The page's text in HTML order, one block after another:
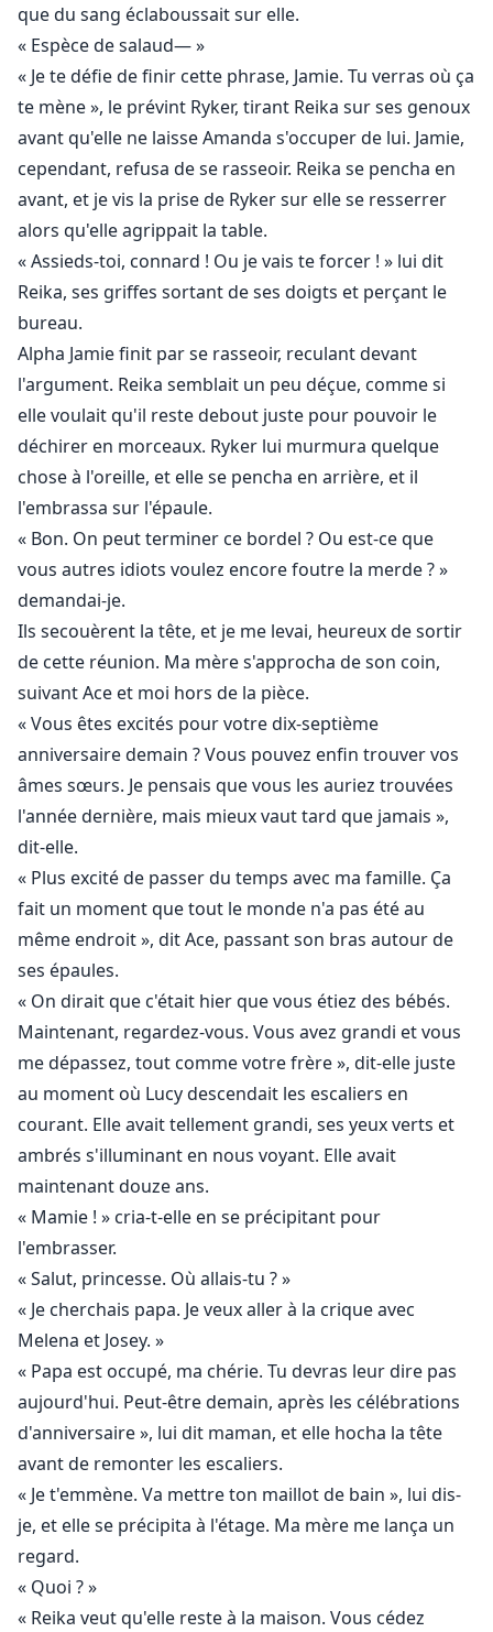
que du sang éclaboussait sur elle.
« Espèce de salaud— »
« Je te défie de finir cette phrase, Jamie. Tu verras où ça
te mène », le prévint Ryker, tirant Reika sur ses genoux
avant qu'elle ne laisse Amanda s'occuper de lui. Jamie,
cependant, refusa de se rasseoir. Reika se pencha en
avant, et je vis la prise de Ryker sur elle se resserrer
alors qu'elle agrippait la table.
« Assieds-toi, connard ! Ou je vais te forcer ! » lui dit
Reika, ses griffes sortant de ses doigts et perçant le
bureau.
Alpha Jamie finit par se rasseoir, reculant devant
l'argument. Reika semblait un peu déçue, comme si
elle voulait qu'il reste debout juste pour pouvoir le
déchirer en morceaux. Ryker lui murmura quelque
chose à l'oreille, et elle se pencha en arrière, et il
l'embrassa sur l'épaule.
« Bon. On peut terminer ce bordel ? Ou est-ce que
vous autres idiots voulez encore foutre la merde ? »
demandai-je.
Ils secouèrent la tête, et je me levai, heureux de sortir
de cette réunion. Ma mère s'approcha de son coin,
suivant Ace et moi hors de la pièce.
« Vous êtes excités pour votre dix-septième
anniversaire demain ? Vous pouvez enfin trouver vos
âmes sœurs. Je pensais que vous les auriez trouvées
l'année dernière, mais mieux vaut tard que jamais »,
dit-elle.
« Plus excité de passer du temps avec ma famille. Ça
fait un moment que tout le monde n'a pas été au
même endroit », dit Ace, passant son bras autour de
ses épaules.
« On dirait que c'était hier que vous étiez des bébés.
Maintenant, regardez-vous. Vous avez grandi et vous
me dépassez, tout comme votre frère », dit-elle juste
au moment où Lucy descendait les escaliers en
courant. Elle avait tellement grandi, ses yeux verts et
ambrés s'illuminant en nous voyant. Elle avait
maintenant douze ans.
« Mamie ! » cria-t-elle en se précipitant pour
l'embrasser.
« Salut, princesse. Où allais-tu ? »
« Je cherchais papa. Je veux aller à la crique avec
Melena et Josey. »
« Papa est occupé, ma chérie. Tu devras leur dire pas
aujourd'hui. Peut-être demain, après les célébrations
d'anniversaire », lui dit maman, et elle hocha la tête
avant de remonter les escaliers.
« Je t'emmène. Va mettre ton maillot de bain », lui dis-
je, et elle se précipita à l'étage. Ma mère me lança un
regard.
« Quoi ? »
« Reika veut qu'elle reste à la maison. Vous cédez